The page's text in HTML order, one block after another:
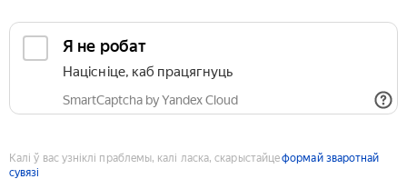
Я не робат
Націсніце, каб працягнуць
SmartCaptcha by Yandex Cloud
Калі ў вас узніклі праблемы, калі ласка, скарыстайцеформай зваротнай
сувязі